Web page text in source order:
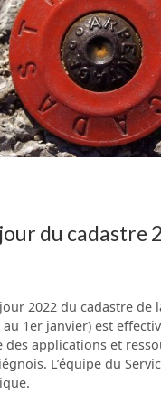
du cadastre
2022 du cadastre de
1er janvier) est
des applications et
L’équipe du